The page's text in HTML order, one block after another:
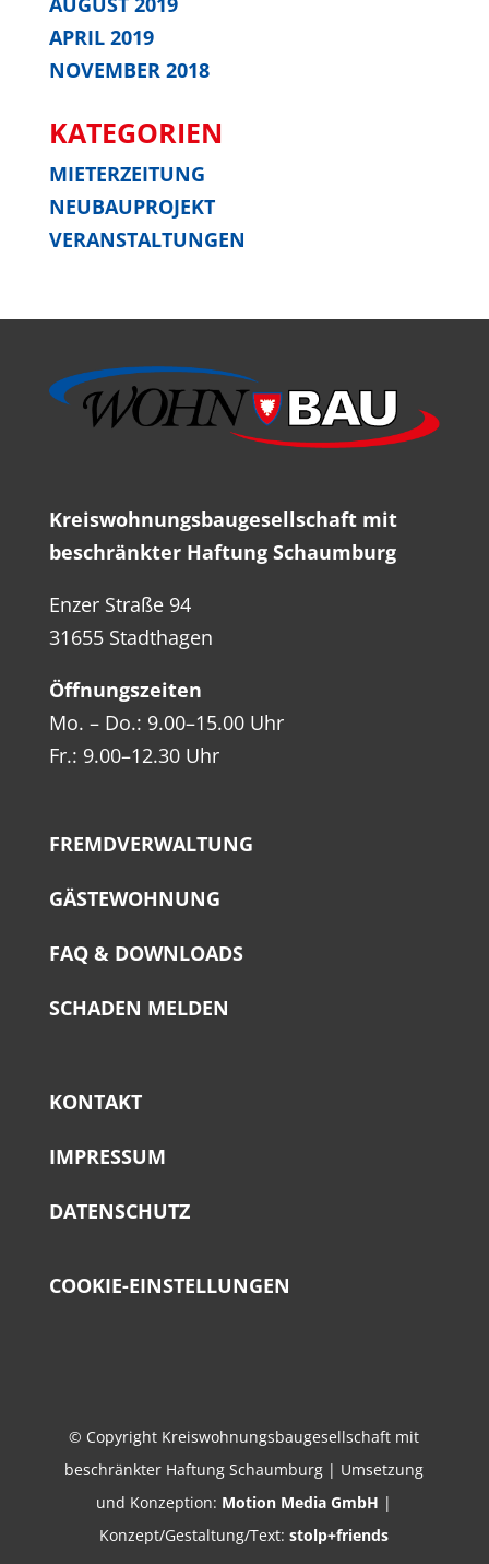
APRIL 2019
NOVEMBER 2018
KATE­GO­RIEN
MIETERZEITUNG
NEUBAUPROJEKT
VERANSTALTUNGEN
Kreis­woh­nungs­bau­ge­sell­schaft mit
beschränk­ter Haf­tung Schaumburg
Enzer Stra­ße 94
31655 Stadthagen
Öff­nungs­zei­ten
Mo. – Do.: 9.00–15.00 Uhr
Fr.: 9.00–12.30 Uhr
FREMD­VER­WAL­TUNG
GÄS­TE­WOH­NUNG
FAQ & DOWNLOADS
SCHA­DEN MELDEN
KON­TAKT
IMPRES­SUM
DATEN­SCHUTZ
COO­KIE-EIN­STEL­LUN­GEN
© Copyright Kreiswohnungsbaugesellschaft mit
beschränkter Haftung Schaumburg | Umsetzung
und Konzeption: Motion Media GmbH |
Konzept/Gestaltung/Text:stolp+friends